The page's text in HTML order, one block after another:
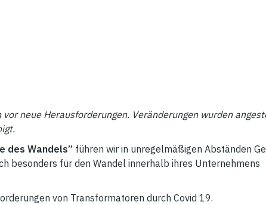
neue Herausforderungen. Veränderungen wurden
des Wandels” führen wir in unregelmäßigen Abständen
besonders für den Wandel innerhalb ihres Unternehmens
von Transformatoren durch Covid 19.